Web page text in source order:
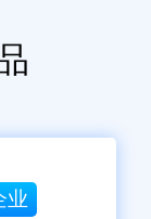
靠性，但不能
、域名等，除特
不实内容或涉
证明、权属证
业